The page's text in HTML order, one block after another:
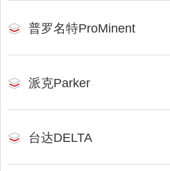
普罗名特ProMinent
派克Parker
台达DELTA